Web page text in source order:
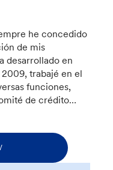
he concedido
de mis
desarrollado en
2009, trabajé en el
funciones,
de crédito…